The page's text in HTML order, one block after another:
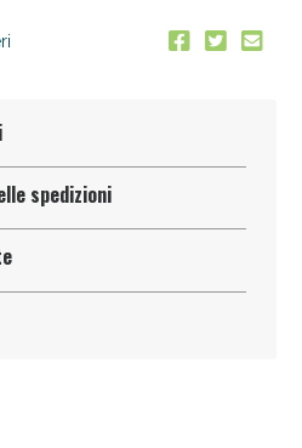
spedizioni
Sconto fino al 40% valido
oggi!